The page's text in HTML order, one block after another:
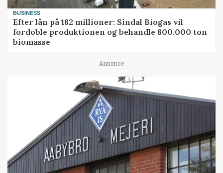
BUSINESS
Efter lån på 182 millioner: Sindal Biogas vil
fordoble produktionen og behandle 800.000 ton
biomasse
Annonce